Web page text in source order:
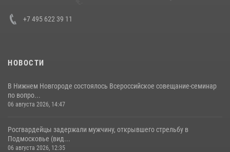
+7 495 622 39 11
НОВОСТИ
В Нижнем Новгороде состоялось Всероссийское совещание-семинар
по вопро...
06 августа 2026, 14:47
Росгвардейцы задержали мужчину, открывшего стрельбу в
Подмосковье (вид...
06 августа 2026, 12:35